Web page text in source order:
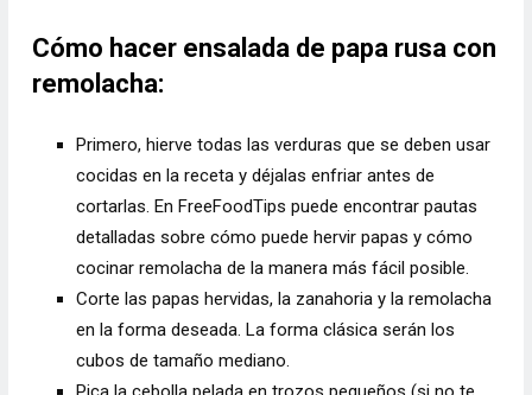
Cómo hacer ensalada de papa rusa con
remolacha:
Primero, hierve todas las verduras que se deben usar
cocidas en la receta y déjalas enfriar antes de
cortarlas. En FreeFoodTips puede encontrar pautas
detalladas sobre cómo puede hervirpapas y cómo
cocinarremolacha de la manera más fácil posible.
Corte las papas hervidas, la zanahoria y la remolacha
en la forma deseada. La forma clásica serán los
cubos de tamaño mediano.